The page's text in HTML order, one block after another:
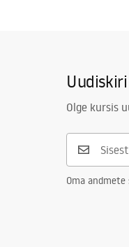
Uudiskiri
Olge kursis
Oma